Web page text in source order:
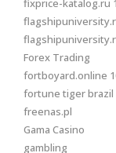
fixprice-katalog.ru
Forex Trading
fortboyard.online
fortune tiger brazil
freenas.pl
Gama Casino
gambling